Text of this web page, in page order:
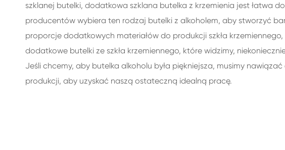
szklanej butelki, dodatkowa szklana butelka z krzemienia jest łatwa
producentów wybiera ten rodzaj butelki z alkoholem, aby stworzyć
proporcje dodatkowych materiałów do produkcji szkła
dodatkowe butelki ze szkła krzemiennego, które widzimy,
Jeśli chcemy, aby butelka alkoholu była piękniejsza, musimy
produkcji, aby uzyskać naszą ostateczną idealną pracę.